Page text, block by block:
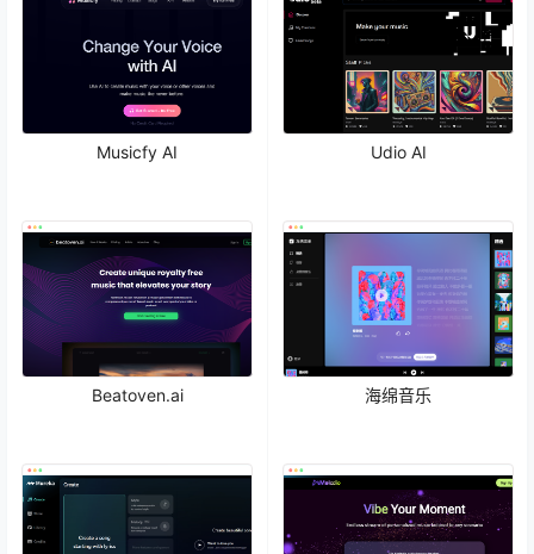
Musicfy AI Udio AI
Beatoven.ai 海绵音乐